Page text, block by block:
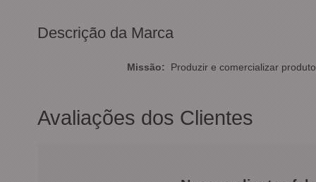
Descrição da Marca
Missão: Produzir e comercializar
Avaliações dos Clientes